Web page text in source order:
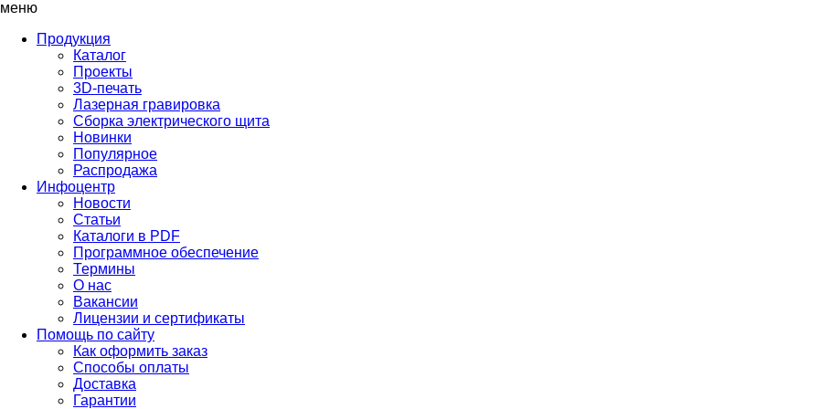
меню
Продукция
Каталог
Проекты
3D-печать
Лазерная гравировка
Сборка электрического щита
Новинки
Популярное
Распродажа
Инфоцентр
Новости
Статьи
Каталоги в PDF
Программное обеспечение
Термины
О нас
Вакансии
Лицензии и сертификаты
Помощь по сайту
Как оформить заказ
Способы оплаты
Доставка
Гарантии